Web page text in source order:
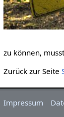
zu können,
Zurück zur Seite
Impressum